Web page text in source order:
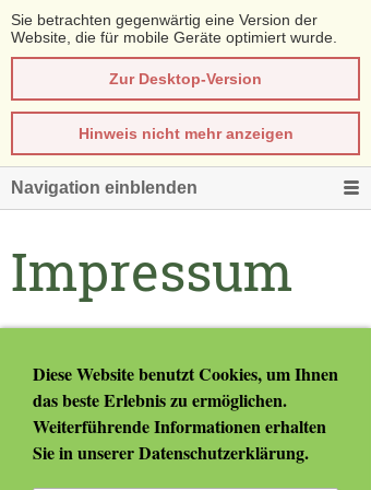
Sie betrachten gegenwärtig eine Version der
Website, die für mobile Geräte optimiert wurde.
Zur Desktop-Version
Hinweis nicht mehr anzeigen
Navigation einblenden
Impressum
Gemeinde Fladnitz an der Teichalm
8163 Fladnitz an der Teichalm
Fladnitz/Teichalm 100
Tel.: +433179 23238
Diese Website benutzt Cookies, um Ihnen
das beste Erlebnis zu ermöglichen.
Weiterführende Informationen erhalten
Sie in unsererDatenschutzerklärung.